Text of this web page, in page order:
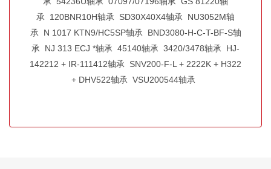
承 120BNR10H轴承 SD30X40X4轴承 NU3052M轴
承 N 1017 KTN9/HC5SP轴承 BND3080-H-C-T-BF-S轴
承 NJ 313 ECJ *轴承 45140轴承 3420/3478轴承 HJ-
142212 + IR-111412轴承 SNV200-F-L + 2222K + H322
+ DHV522轴承 VSU200544轴承